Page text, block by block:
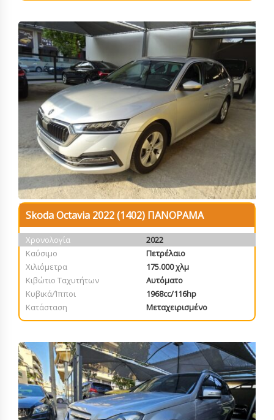
Skoda Octavia 2022 (1402) ΠΑΝΟΡΑΜΑ
Χρονολογία
2022
Καύσιμο
Πετρέλαιο
Χιλιόμετρα
175.000 χλμ
Κιβώτιο Ταχυτήτων
Αυτόματο
Κυβικά/Ίπποι
1968cc/116hp
Κατάσταση
Μεταχειρισμένο